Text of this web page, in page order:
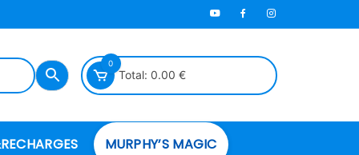
0
Total: 0.00 €
MURPHY’S MAGIC